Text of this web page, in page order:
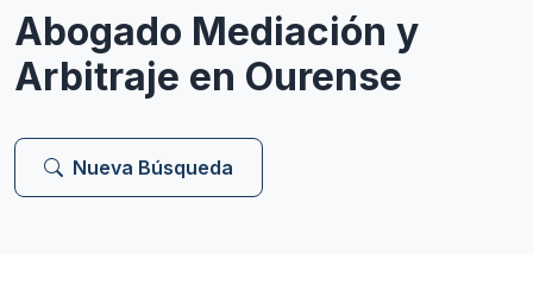
Abogado Mediación y
Arbitraje en Ourense
Nueva Búsqueda